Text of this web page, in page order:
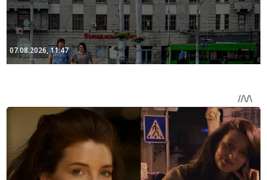
07.08.2026, 11:47